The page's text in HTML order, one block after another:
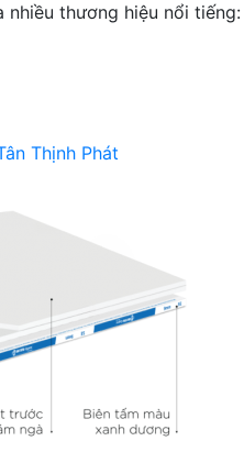
nhiều thương hiệu nổi tiếng:
Thịnh Phát